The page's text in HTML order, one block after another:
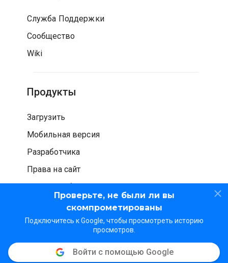
Проверьте, не были ли вы
скомпрометированы
Подключитесь к Google, чтобы просмотреть историю
просмотров.
Войти с помощью Google
Служба Поддержки
Сообщество
Wiki
Продукты
Загрузить
Мобильная версия
Разработчика
Права на сайт
Проверка безопасности
© WOT Services LP. Все права защищены